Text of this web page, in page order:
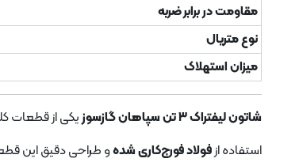
مقاومت در برابر ضربه
نوع متریال
میزان استهلاک
شاتون لیفتراک ۳ تن سپاهان گازسوز یکی از قطعات
استفاده ازفولاد فورج‌کاری شدهو طراحی دقیق این